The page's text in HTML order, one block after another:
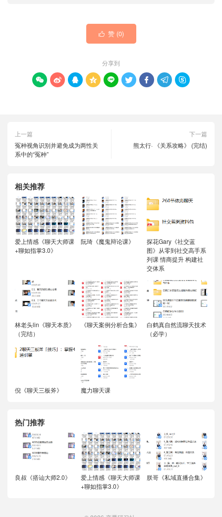
 赞 (0)
分享到
        
上一篇
冤种视角识别并避免成为两性关
系中的“冤种”
下一篇
熊太行· 《关系攻略》 (完结)
相关推荐
爱上情感《聊天大师课
+聊如指掌3.0》
阮琦《魔鬼辩论课》
探花Gary《社交蓝
图》从零到社交高手系
列课 情商提升 构建社
交体系
林老头lin《聊天本质》
（完结）
《聊天案例分析合集》
白鹤真自然流聊天技术
（必学）
倪《聊天三板斧》 魔力聊天课
热门推荐
良叔《搭讪大师2.0》
爱上情感《聊天大师课
+聊如指掌3.0》
朕哥《私域直播合集》